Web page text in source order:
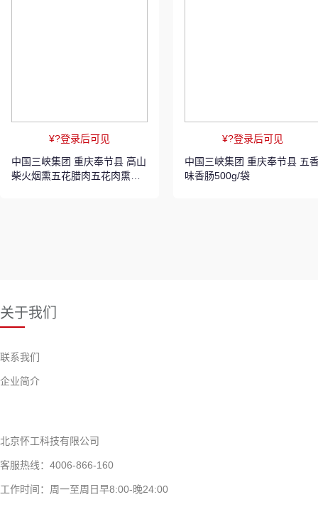
¥?登录后可见
中国三峡集团 重庆奉节县 高山
柴火烟熏五花腊肉五花肉熏肉
¥?登录后可见
中国三峡集团 重庆奉节县 五香
味香肠500g/袋
关于我们
联系我们
企业简介
北京怀工科技有限公司
客服热线：4006-866-160
工作时间：周一至周日早8:00-晚24:00